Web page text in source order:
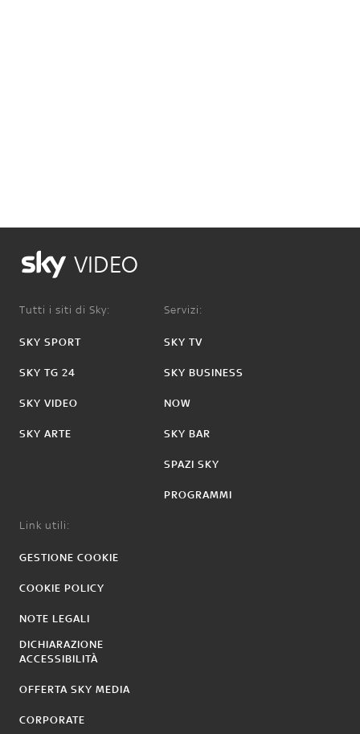
VIDEO
Tutti i siti di Sky:
SKY SPORT
SKY TG 24
SKY VIDEO
SKY ARTE
Servizi:
SKY TV
SKY BUSINESS
NOW
SKY BAR
SPAZI SKY
PROGRAMMI
Link utili:
GESTIONE COOKIE
COOKIE POLICY
NOTE LEGALI
DICHIARAZIONE
ACCESSIBILITÀ
OFFERTA SKY MEDIA
CORPORATE